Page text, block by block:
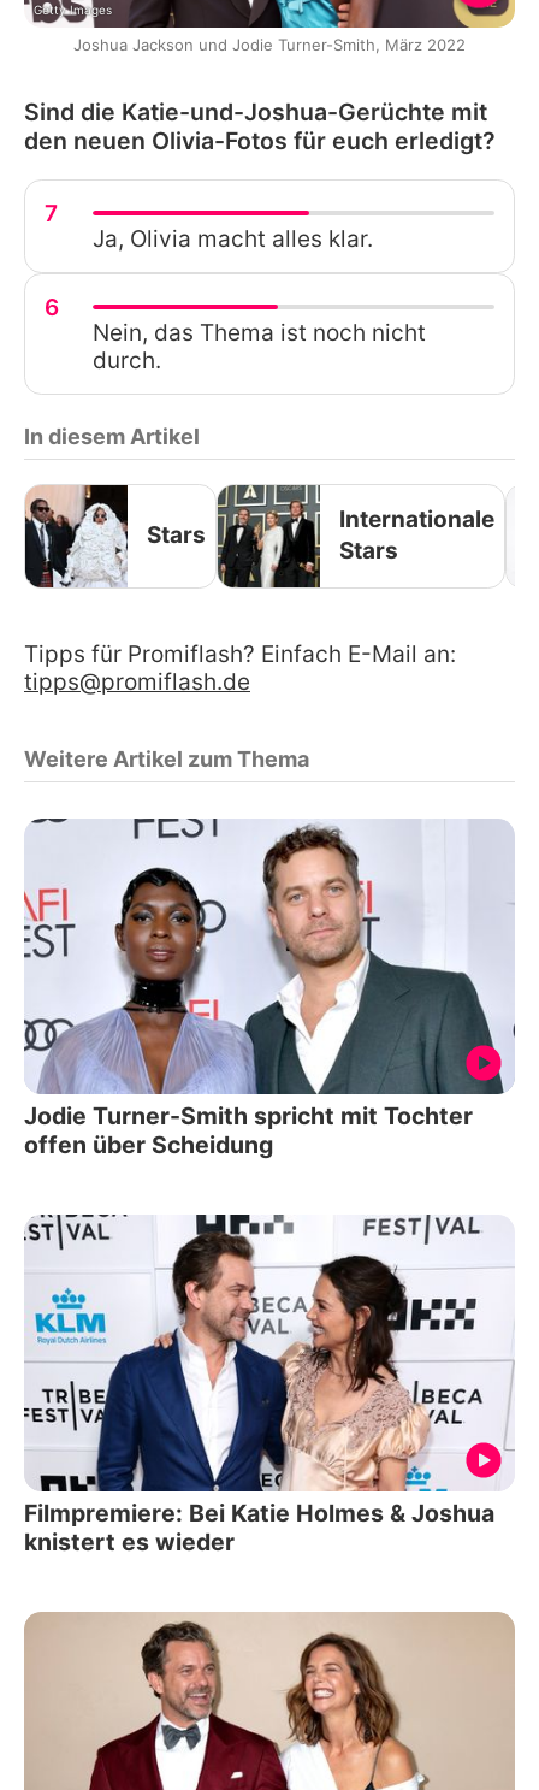
Getty Images
Joshua Jackson und Jodie Turner-Smith, März 2022
Sind die Katie-und-Joshua-Gerüchte mit
den neuen Olivia-Fotos für euch erledigt?
7
Ja, Olivia macht alles klar.
6
Nein, das Thema ist noch nicht
durch.
In diesem Artikel
Stars
Internationale
Stars
Tipps für Promiflash? Einfach E-Mail an:
tipps@promiflash.de
Weitere Artikel zum Thema
Jodie Turner-Smith spricht mit Tochter
offen über Scheidung
Filmpremiere: Bei Katie Holmes & Joshua
knistert es wieder